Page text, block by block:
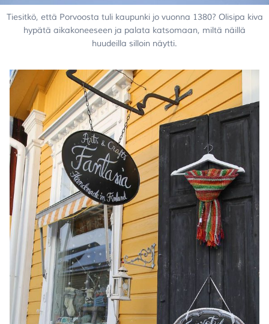
Tiesitkö, että Porvoosta tuli kaupunki jo vuonna 1380? Olisipa kiva
hypätä aikakoneeseen ja palata katsomaan, miltä näillä
huudeilla silloin näytti.